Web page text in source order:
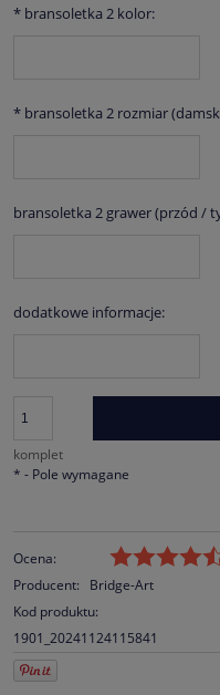
* bransoletka 2 kolor:
* bransoletka 2 rozmiar
bransoletka 2 grawer (przód /
dodatkowe informacje:
komplet
* - Pole wymagane
Ocena:
Producent:
Bridge-Art
Kod produktu:
1901_20241124115841